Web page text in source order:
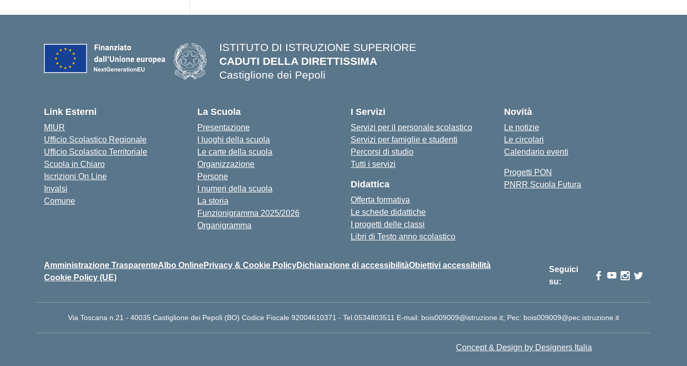
ISTITUTO DI ISTRUZIONE SUPERIORE
CADUTI DELLA DIRETTISSIMA
Castiglione dei Pepoli
Link Esterni
MIUR
Ufficio Scolastico Regionale
Ufficio Scolastico Territoriale
Scuola in Chiaro
Iscrizioni On Line
Invalsi
Comune
La Scuola
Presentazione
I luoghi della scuola
Le carte della scuola
Organizzazione
Persone
I numeri della scuola
La storia
Funzionigramma 2025/2026
Organigramma
I Servizi
Servizi per il personale scolastico
Servizi per famiglie e studenti
Percorsi di studio
Tutti i servizi
Didattica
Offerta formativa
Le schede didattiche
I progetti delle classi
Libri di Testo anno scolastico
Novità
Le notizie
Le circolari
Calendario eventi
Progetti PON
PNRR Scuola Futura
Amministrazione TrasparenteAlbo OnlinePrivacy & Cookie PolicyDichiarazione di accessibilitàObiettivi accessibilità
Cookie Policy (UE)
Seguici
su:
Via Toscana n.21 - 40035 Castiglione dei Pepoli (BO) Codice Fiscale 92004610371 - Tel.0534803511 E-mail: bois009009@istruzione.it; Pec: bois009009@pec.istruzione.it
Concept & Design by Designers Italia